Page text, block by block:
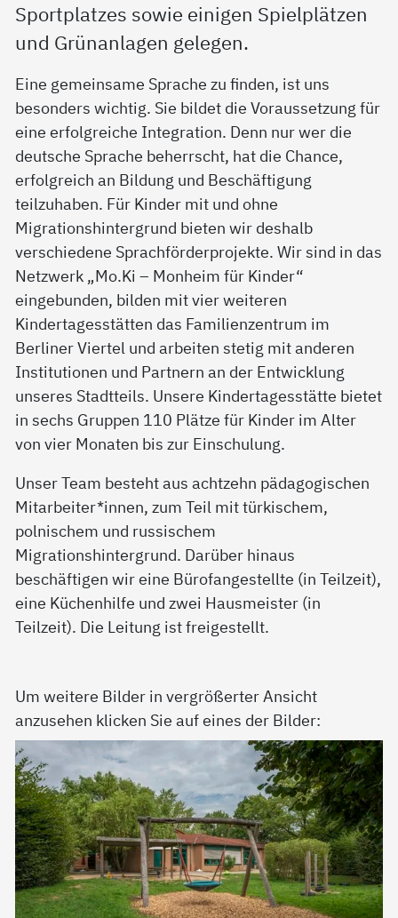
Sportplatzes sowie einigen Spielplätzen
und Grünanlagen gelegen.
Eine gemeinsame Sprache zu finden, ist uns
besonders wichtig. Sie bildet die Voraussetzung für
eine erfolgreiche Integration. Denn nur wer die
deutsche Sprache beherrscht, hat die Chance,
erfolgreich an Bildung und Beschäftigung
teilzuhaben. Für Kinder mit und ohne
Migrationshintergrund bieten wir deshalb
verschiedene Sprachförderprojekte. Wir sind in das
Netzwerk „Mo.Ki – Monheim für Kinder“
eingebunden, bilden mit vier weiteren
Kindertagesstätten das Familienzentrum im
Berliner Viertel und arbeiten stetig mit anderen
Institutionen und Partnern an der Entwicklung
unseres Stadtteils. Unsere Kindertagesstätte bietet
in sechs Gruppen 110 Plätze für Kinder im Alter
von vier Monaten bis zur Einschulung.
Unser Team besteht aus achtzehn pädagogischen
Mitarbeiter*innen, zum Teil mit türkischem,
polnischem und russischem
Migrationshintergrund. Darüber hinaus
beschäftigen wir eine Bürofangestellte (in Teilzeit),
eine Küchenhilfe und zwei Hausmeister (in
Teilzeit). Die Leitung ist freigestellt.
Um weitere Bilder in vergrößerter Ansicht
anzusehen klicken Sie auf eines der Bilder: